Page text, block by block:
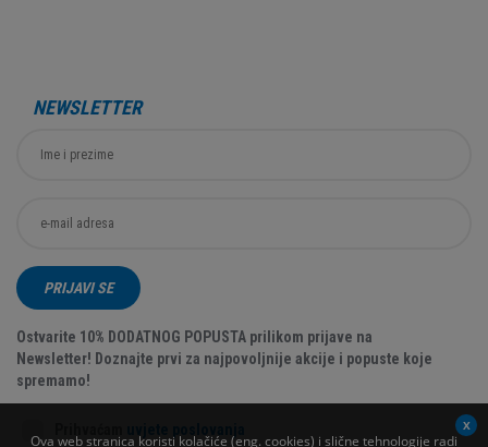
NEWSLETTER
PRIJAVI SE
Ostvarite 10% DODATNOG POPUSTA prilikom prijave na
Newsletter! Doznajte prvi za najpovoljnije akcije i popuste koje
spremamo!
Ova web stranica koristi kolačiće (eng. cookies) i slične tehnologije radi